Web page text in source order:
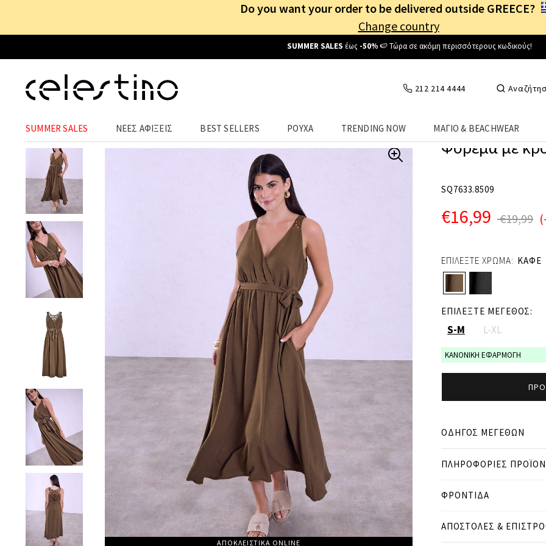
Do you want your order to be delivered outside GREECE?
Change country
Δωρεάν Μεταφορικά από 25€! Συνδέσου κι επωφελήσου καθημερινά
212 214 4444
SUMMER SALES ΝΕΕΣ ΑΦΙΞΕΙΣ BEST SELLERS ΡΟΥΧΑ TRENDING NOW ΜΑΓΙΟ & BEACHWEAR
ΑΠΟΚΛΕΙΣΤΙΚΑ ONLINE
Φόρεμα με
SQ7633.8509
€16,99 €19,99
ΕΠΙΛΕΞΤΕ ΧΡΩΜΑ: ΚΑΦΕ
ΕΠΙΛΕΞΤΕ ΜΕΓΕΘΟΣ:
S-M L-XL
ΚΑΝΟΝΙΚΗ ΕΦΑΡΜΟΓΗ
ΟΔΗΓΟΣ ΜΕΓΕΘΩΝ
● ΚΑΝΟΝΙΚΗ ΕΦΑΡΜΟΓΗ
Μετρήσεις προϊόντος
cm in
ΠΛΗΡΟΦΟΡΙΕΣ
ΦΡΟΝΤΙΔΑ
ΑΠΟΣΤΟΛΕΣ &